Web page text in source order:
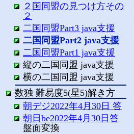
２国同盟の見つけ方その
２
二国同盟Part3 java支援
二国同盟Part2 java支援
二国同盟Part1 java支援
縦の二国同盟 java支援
横の二国同盟 java支援
数独 難易度5(星5)解き方
朝デジ2022年4月30日 答
朝日be2022年4月30日答
盤面変換